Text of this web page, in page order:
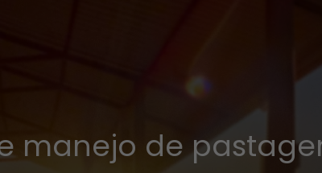
manejo de